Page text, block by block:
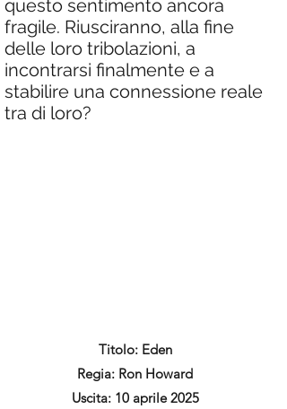
questo sentimento ancora
fragile. Riusciranno, alla fine
delle loro tribolazioni, a
incontrarsi finalmente e a
stabilire una connessione reale
tra di loro?
Titolo: Eden
Regia: Ron Howard
Uscita: 10 aprile 2025